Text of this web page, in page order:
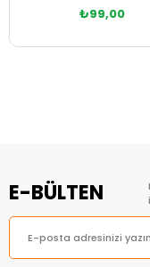
₺99,00
E-BÜLTEN